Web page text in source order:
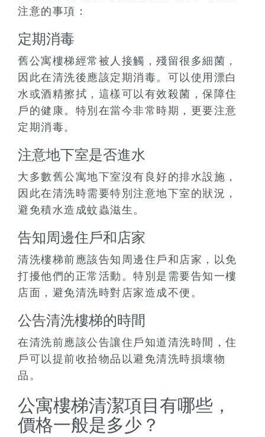
注意的事項：
定期消毒
舊公寓樓梯經常被人接觸，殘留很多細菌，
因此在清洗後應該定期消毒。可以使用漂白
水或酒精擦拭，這樣可以有效殺菌，保障住
戶的健康。特別在當今非常時期，更要注意
定期消毒。
注意地下室是否進水
大多數舊公寓地下室沒有良好的排水設施，
因此在清洗時需要特別注意地下室的狀況，
避免積水造成蚊蟲滋生。
告知周邊住戶和店家
清洗樓梯前應該告知周邊住戶和店家，以免
打擾他們的正常活動。特別是需要告知一樓
店面，避免清洗時對店家造成不便。
公告清洗樓梯的時間
在清洗前應該公告讓住戶知道清洗時間，住
戶可以提前收拾物品以避免清洗時損壞物
品。
公寓樓梯清潔項目有哪些，
價格一般是多少？